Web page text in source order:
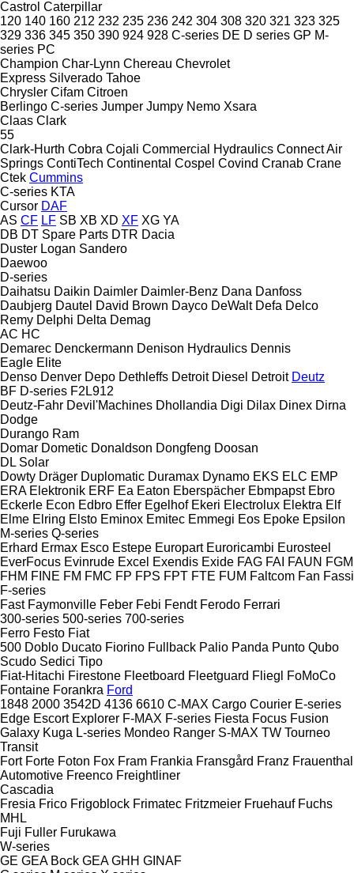
Castrol Caterpillar
120 140 160 212 232 235 236 242 304 308 320 321 323 325
329 336 345 350 390 924 928 C-series DE D series GP M-
series PC
Champion Char-Lynn Chereau Chevrolet
Express Silverado Tahoe
Chrysler Cifam Citroen
Berlingo C-series Jumper Jumpy Nemo Xsara
Claas Clark
55
Clark-Hurth Cobra Cojali Commercial Hydraulics Connect Air
Springs ContiTech Continental Cospel Covind Cranab Crane
Ctek Cummins
C-series KTA
Cursor DAF
AS CF LF SB XB XD XF XG YA
DB DT Spare Parts DTR Dacia
Duster Logan Sandero
Daewoo
D-series
Daihatsu Daikin Daimler Daimler-Benz Dana Danfoss
Daubjerg Dautel David Brown Dayco DeWalt Defa Delco
Remy Delphi Delta Demag
AC HC
Demarec Denckermann Denison Hydraulics Dennis
Eagle Elite
Denso Denver Depo Dethleffs Detroit Diesel Detroit Deutz
BF D-series F2L912
Deutz-Fahr Devil'Machines Dhollandia Digi Dilax Dinex Dirna
Dodge
Durango Ram
Domar Dometic Donaldson Dongfeng Doosan
DL Solar
Dowty Dräger Duplomatic Duramax Dynamo EKS ELC EMP
ERA Elektronik ERF Ea Eaton Eberspächer Ebmpapst Ebro
Eckerle Econ Edbro Effer Egelhof Ekeri Electrolux Elektra Elf
Elme Elring Elsto Eminox Emitec Emmegi Eos Epoke Epsilon
M-series Q-series
Erhard Ermax Esco Estepe Europart Euroricambi Eurosteel
EverFocus Evinrude Excel Exendis Exide FAG FAI FAUN FGM
FHM FINE FM FMC FP FPS FPT FTE FUM Faltcom Fan Fassi
F-series
Fast Faymonville Feber Febi Fendt Ferodo Ferrari
300-series 500-series 700-series
Ferro Festo Fiat
500 Doblo Ducato Fiorino Fullback Palio Panda Punto Qubo
Scudo Sedici Tipo
Fiat-Hitachi Firestone Fleetboard Fleetguard Fliegl
FoMoCo
Fontaine Forankra Ford
1848 2000 3542D 4136 6610 C-MAX Cargo Courier E-series
Edge Escort Explorer F-MAX F-series Fiesta Focus Fusion
Galaxy Kuga L-series Mondeo Ranger S-MAX TW Tourneo
Transit
Fort Forte Foton Fox Fram Frankia Fransgård Franz Frauenthal
Automotive Freenco Freightliner
Cascadia
Fresia Frico Frigoblock Frimatec Fritzmeier Fruehauf Fuchs
MHL
Fuji Fuller Furukawa
W-series
GE GEA Bock GEA GHH GINAF